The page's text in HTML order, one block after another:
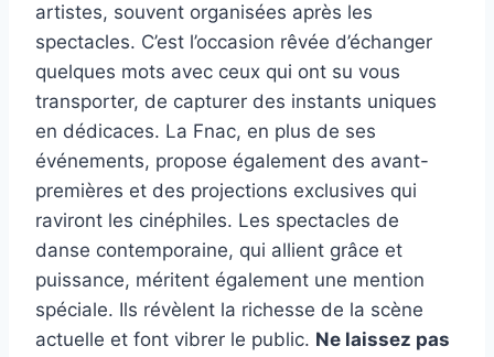
artistes, souvent organisées après les
spectacles. C’est l’occasion rêvée d’échanger
quelques mots avec ceux qui ont su vous
transporter, de capturer des instants uniques
en dédicaces. La Fnac, en plus de ses
événements, propose également des avant-
premières et des projections exclusives qui
raviront les cinéphiles. Les spectacles de
danse contemporaine, qui allient grâce et
puissance, méritent également une mention
spéciale. Ils révèlent la richesse de la scène
actuelle et font vibrer le public. Ne laissez pas